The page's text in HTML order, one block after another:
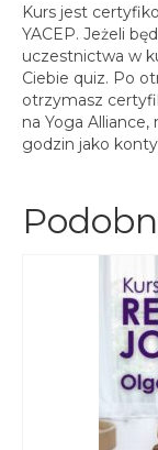
Kurs jest
YACEP. Jeżeli
uczestnictwa w
Ciebie quiz. Po
otrzymasz
na Yoga
godzin jako